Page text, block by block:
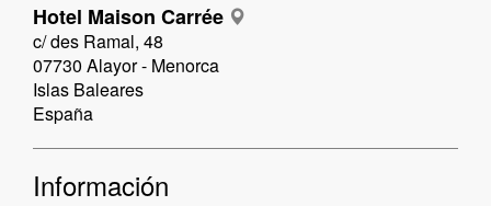
Hotel Maison Carrée
c/ des Ramal, 48
07730 Alayor - Menorca
Islas Baleares
España
Información